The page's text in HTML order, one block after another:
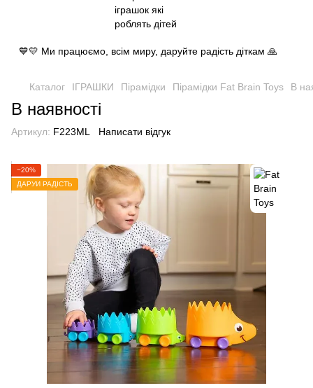
💙💛 Ми працюємо, всім миру, даруйте радість діткам 🙏
Каталог ІГРАШКИ Пірамідки Пірамідки Fat Brain Toys В
В наявності
Артикул: F223ML Написати відгук
−20%
ДАРУЙ РАДІСТЬ